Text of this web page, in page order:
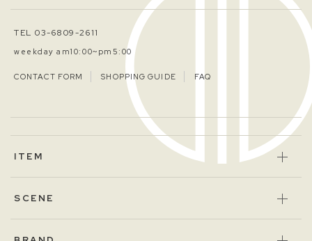
TEL 03-6809-2611
weekday am10:00~pm5:00
CONTACT FORM SHOPPING GUIDE FAQ
ITEM
SCENE